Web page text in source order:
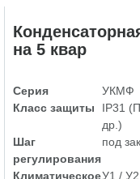
на 5 квар
Серия
УКМФ
Класс защиты
IP31
др.)
Шаг
регулирования
под
КлиматическоеУ1 /